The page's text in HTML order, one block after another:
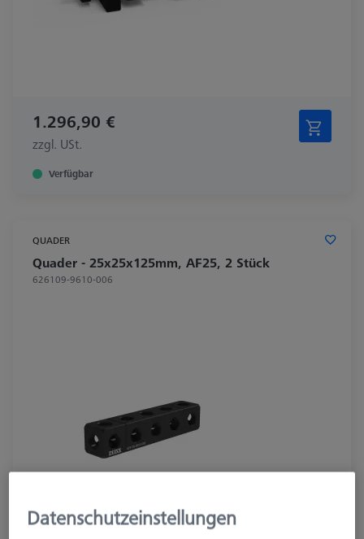
1.296,90 €
zzgl. USt.
Verfügbar
QUADER
Quader - 25x25x125mm, AF25, 2 Stück
626109-9610-006
Datenschutzeinstellungen